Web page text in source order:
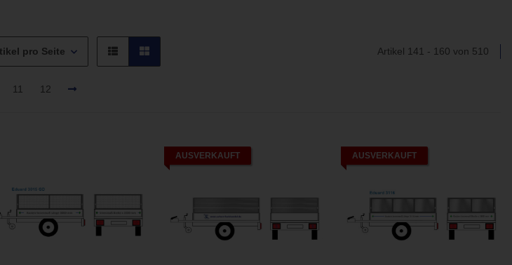
pro Seite Artikel 141 - 160 von 510
11 12
AUSVERKAUFT AUSVERKAUFT